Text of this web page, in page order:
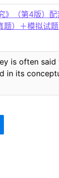
》（第4版）
）＋模拟试题
is often
in its